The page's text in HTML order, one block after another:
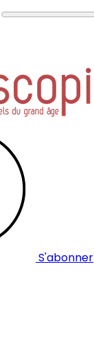
S'abonner
des cookies